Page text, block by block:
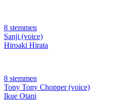
8 stemmen
Sanji (voice)
Hiroaki Hirata
8 stemmen
Tony Tony Chopper (voice)
Ikue Otani